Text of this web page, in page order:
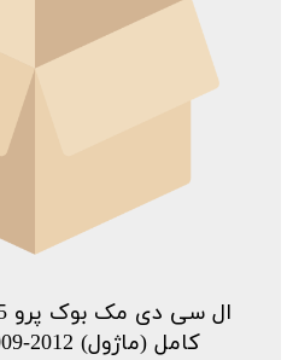
کامل (ماژول) 2012-2009 مدل A1286